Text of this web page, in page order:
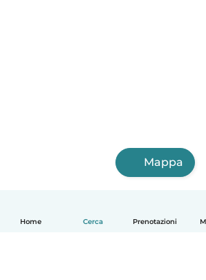
Home Cerca Prenotazioni
Mappa